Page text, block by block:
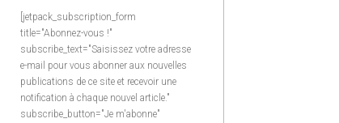
[jetpack_subscription_form
title="Abonnez-vous !"
subscribe_text="Saisissez votre adresse
e-mail pour vous abonner aux nouvelles
publications de ce site et recevoir une
notification à chaque nouvel article."
subscribe_button="Je m'abonne"